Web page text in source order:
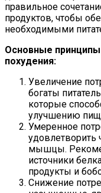
правильное
продуктов, чтобы
необходимыми
Основные принципы
похудения:
Увеличение
богаты
которые
улучшению
Умеренное
удовлетворить
мышцы.
источники
продукты и
Снижение